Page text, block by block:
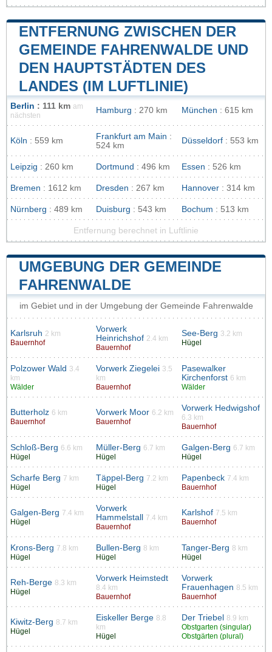
ENTFERNUNG ZWISCHEN DER
GEMEINDE FAHRENWALDE UND
DEN HAUPTSTÄDTEN DES
LANDES (IM LUFTLINIE)
Berlin : 111 km am
nächsten
Hamburg : 270 km München : 615 km
Köln : 559 km Frankfurt am Main :
524 km
Düsseldorf : 553 km
Leipzig : 260 km Dortmund : 496 km Essen : 526 km
Bremen : 1612 km Dresden : 267 km Hannover : 314 km
Nürnberg : 489 km Duisburg : 543 km Bochum : 513 km
Entfernung berechnet in Luftlinie
UMGEBUNG DER GEMEINDE
FAHRENWALDE
im Gebiet und in der Umgebung der Gemeinde Fahrenwalde
Karlsruh 2 km
Bauernhof
Vorwerk
Heinrichshof 2.4 km
Bauernhof
See-Berg 3.2 km
Hügel
Polzower Wald 3.4
km
Wälder
Vorwerk Ziegelei 3.5
km
Bauernhof
Pasewalker
Kirchenforst 6 km
Wälder
Butterholz 6 km
Bauernhof
Vorwerk Moor 6.2 km
Bauernhof
Vorwerk Hedwigshof
6.3 km
Bauernhof
Schloß-Berg 6.6 km
Hügel
Müller-Berg 6.7 km
Hügel
Galgen-Berg 6.7 km
Hügel
Scharfe Berg 7 km
Hügel
Täppel-Berg 7.2 km
Hügel
Papenbeck 7.4 km
Bauernhof
Galgen-Berg 7.4 km
Hügel
Vorwerk
Hammelstall
7.4 km
Bauernhof
Karlshof 7.5 km
Bauernhof
Krons-Berg 7.8 km
Hügel
Bullen-Berg 8 km
Hügel
Tanger-Berg 8 km
Hügel
Reh-Berge 8.3 km
Hügel
Vorwerk Heimstedt
8.4 km
Bauernhof
Vorwerk
Frauenhagen 8.5 km
Bauernhof
Kiwitz-Berg 8.7 km
Hügel
Eiskeller Berge 8.8
km
Hügel
Der Triebel
8.9 km
Obstgarten (singular)
Obstgärten (plural)